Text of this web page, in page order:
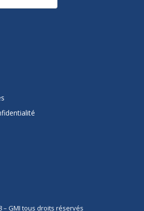
– GMI tous droits réservés